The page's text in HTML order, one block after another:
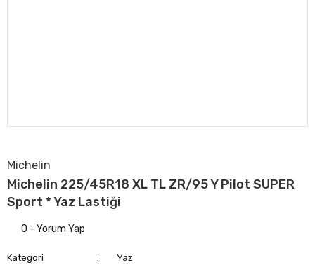
Michelin
Michelin 225/45R18 XL TL ZR/95 Y Pilot SUPER
Sport * Yaz Lastiği
0 - Yorum Yap
Kategori
Yaz